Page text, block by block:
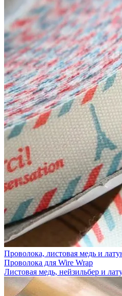
Проволока, листовая медь и
Проволока для Wire Wrap
Листовая медь, нейзильбер и